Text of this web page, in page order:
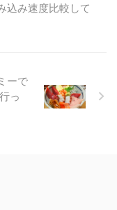
込み速度比較して
ーで
っ